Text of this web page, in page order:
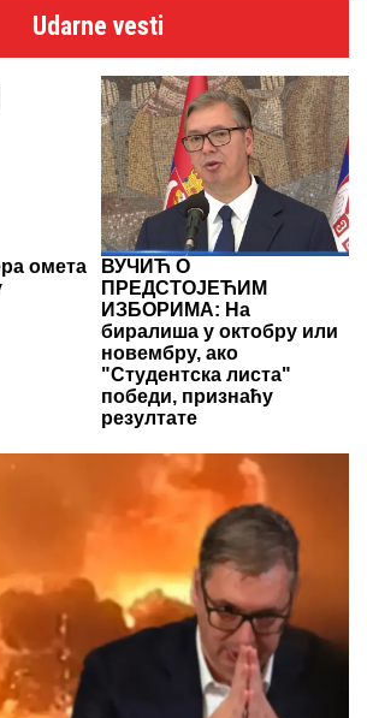
Udarne vesti
омета
ВУЧИЋ О
ПРЕДСТОЈЕЋИМ
ИЗБОРИМА: На
биралиша у октобру или
новембру, ако
"Студентска листа"
победи, признаћу
резултате